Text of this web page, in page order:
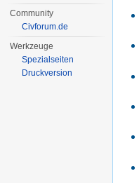
Community
Civforum.de
Werkzeuge
Spezialseiten
Druckversion